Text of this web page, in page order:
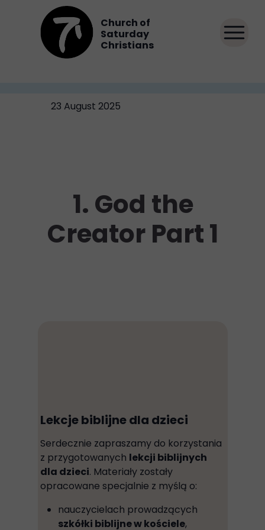
Church of
Saturday
Christians
23 August 2025
1. God the
Creator Part 1
Lekcje biblijne dla dzieci
Serdecznie zapraszamy do korzystania
z przygotowanych lekcji biblijnych
dla dzieci. Materiały zostały
opracowane specjalnie z myślą o:
nauczycielach prowadzących
szkółki biblijne w kościele,